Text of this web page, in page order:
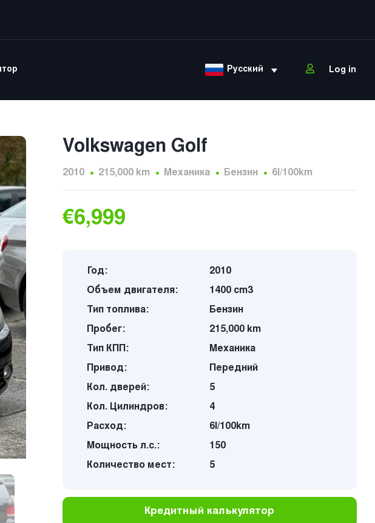
Русский Log in
Volkswagen Golf
2010 215,000 km Механика Бензин 6l/100km
€6,999
Год:
2010
Объем двигателя:
1400 cm3
Тип топлива:
Бензин
Пробег:
215,000 km
Тип КПП:
Механика
Привод:
Передний
Кол. дверей:
5
Кол. Цилиндров:
4
Расход:
6l/100km
Мощность л.с.:
150
Количество мест:
5
Кредитный калькулятор